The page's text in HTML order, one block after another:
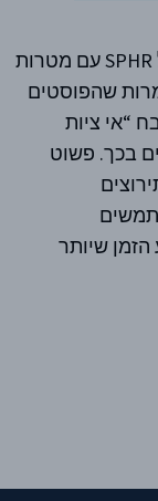
הסטודנטים חייבים להבין שהברית של SPHR עם מטרות
שהפוסטים
“אי ציות
בכך. פשוט
שיותר